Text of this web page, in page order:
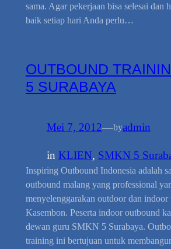
sama. Agar pekerjaan bisa selesai dan
baik setiap hari Anda perlu…
OUTBOUND
5 SURABAYA
Mei 7, 2012—byadmin
in KLIEN, SMKN 5
Inspiring Outbound Indonesia adalah
outbound malang yang professional
menyelenggarakan outdoor dan
Kasembon. Peserta indoor outbound
dewan guru SMKN 5 Surabaya.
training ini bertujuan untuk